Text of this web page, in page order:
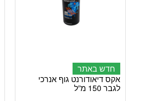
חדש באתר
אקס דיאודורנט גוף אנרכי
לגבר 150 מ”ל